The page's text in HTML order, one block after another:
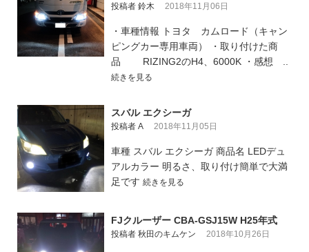
投稿者 鈴木 2018年11月06日
・車種情報 トヨタ カムロード（キャン
ピングカー専用車両） ・取り付けた商
品 RIZING2のH4、6000K ・感想 ..
続きを見る
スバル エクシーガ
投稿者 A 2018年11月05日
車種 スバル エクシーガ 商品名 LEDデュ
アルカラー 明るさ、取り付け簡単で大満
足です 続きを見る
FJクルーザー CBA-GSJ15W H25年式
投稿者 秋田のキムケン 2018年10月26日